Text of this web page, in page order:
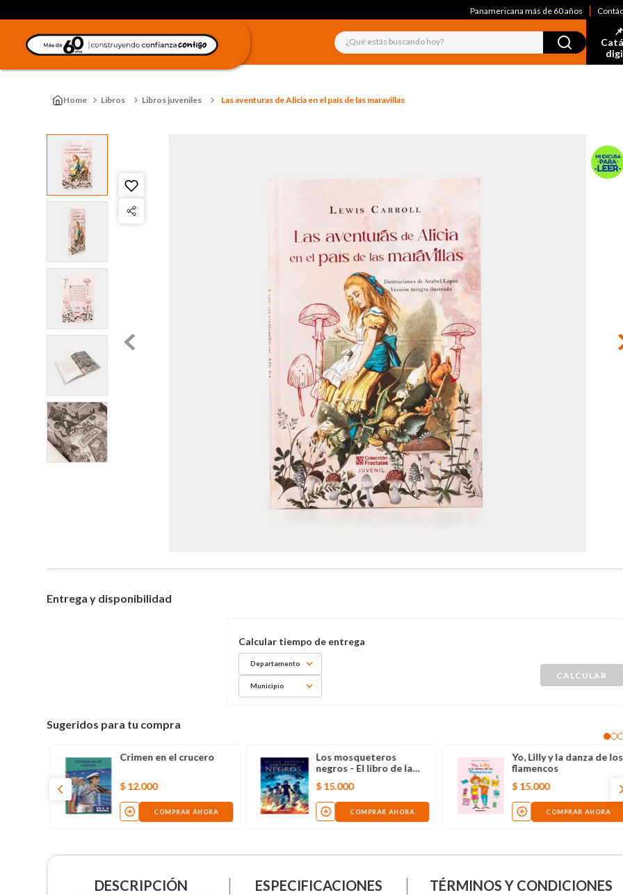
Panamericana más de 60 años
¿Qué estás buscando hoy?
Libros Libros juveniles Las aventuras de Alicia en el país de las maravillas
Entrega y disponibilidad
Departamento
Municipio
Sugeridos para tu compra
Crimen en el crucero
$ 12.000
COMPRAR AHORA
Los mosqueteros
negros - El libro de la
noche
$ 15.000
COMPRAR AHORA
Yo, Lilly y la danza de los
flamencos
$ 15.000
COMPRAR AHORA
DESCRIPCIÓN ESPECIFICACIONES TÉRMINOS Y CONDICIONES